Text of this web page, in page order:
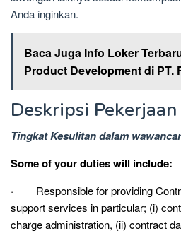
Anda inginkan.
Baca Juga Info Loker
Product Development di PT.
Deskripsi Pekerjaan
Tingkat Kesulitan dalam
Some of your duties will include:
· Responsible for providing
support services in particular; (i)
charge administration, (ii) contract